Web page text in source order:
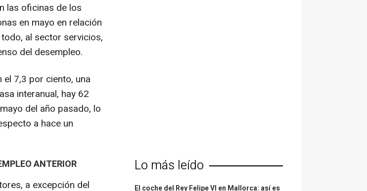
las oficinas de los
en mayo en relación
al sector servicios,
del desempleo.
7,3 por ciento, una
interanual, hay 62
del año pasado, lo
a hace un
ANTERIOR
a excepción del
Lo más leído
El coche del Rey Felipe VI en Mallorca: así es